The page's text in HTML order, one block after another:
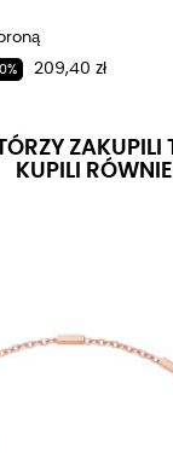
Cena
209,40 zł
ZAKUPILI
KUPILI